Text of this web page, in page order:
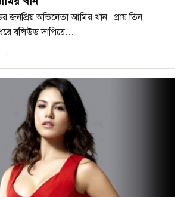
জনপ্রিয় অভিনেতা আমির খান। প্রায় তিন
বলিউড দাপিয়ে…
→